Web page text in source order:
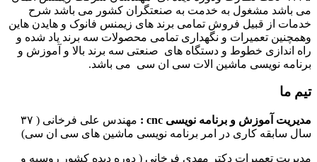
می باشد مشغول به خدمت به صنعتگران کشور می باشد شرح
خدمات از قبیل فروش تمامی برند های زیمنس فانوک و هایدن هاین
وهمچنین تعمیرات و نگهداری تمامی محصولات سه برند یاد شده و
راه اندازی خطوط و دستگاه های صنعتی سه برند بالا و آموزش و
برنامه نویسی ماشین الات سی ان سی می باشد.
تیم ما
مدیریت آموزش و برنامه نویسی cnc :
مهندس علی فرخانی ( ۳۷
سال سابقه کاری در امر برنامه نویسی ماشین های سی ان سی)
مدیریت تعمیرات دکتر مهدی فرخانی ( دوره دیده کشور روسیه و